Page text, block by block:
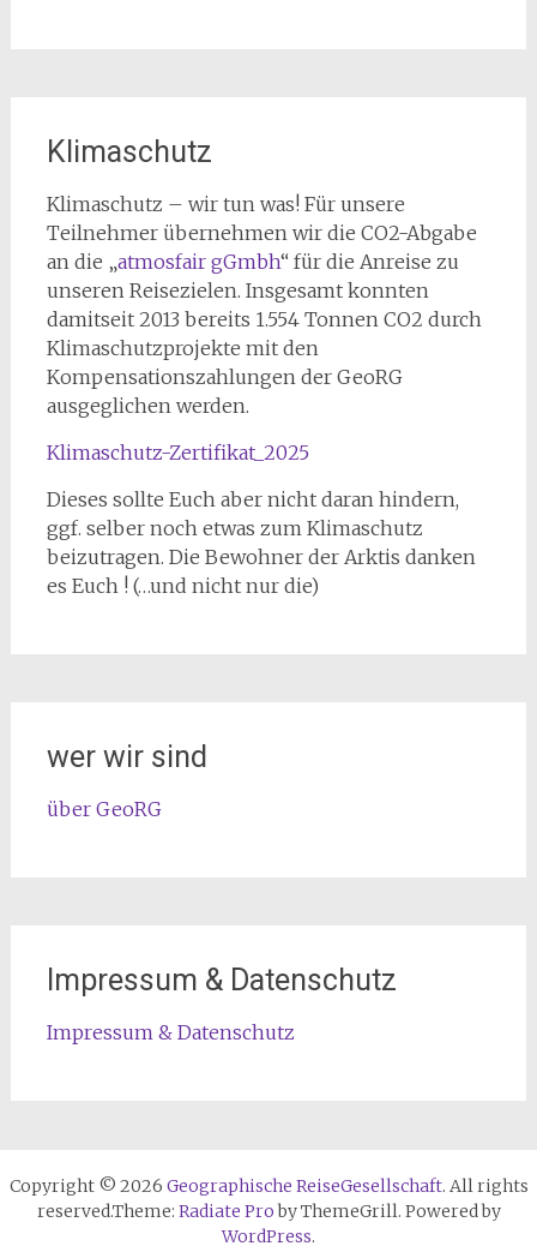
Klimaschutz
Klimaschutz – wir tun was! Für unsere
Teilnehmer übernehmen wir die CO2-Abgabe
an die „atmosfair gGmbh“ für die Anreise zu
unseren Reisezielen. Insgesamt konnten
damitseit 2013 bereits 1.554 Tonnen CO2 durch
Klimaschutzprojekte mit den
Kompensationszahlungen der GeoRG
ausgeglichen werden.
Klimaschutz-Zertifikat_2025
Dieses sollte Euch aber nicht daran hindern,
ggf. selber noch etwas zum Klimaschutz
beizutragen. Die Bewohner der Arktis danken
es Euch ! (…und nicht nur die)
wer wir sind
über GeoRG
Impressum & Datenschutz
Impressum & Datenschutz
Copyright © 2026 Geographische ReiseGesellschaft. All rights
reserved.Theme: Radiate Proby ThemeGrill. Powered by
WordPress.